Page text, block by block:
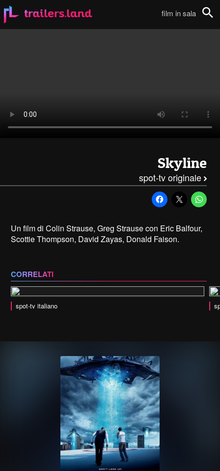
film in sala
Skyline
spot-tv originale
Un film di Colin Strause, Greg Strause con Eric Balfour,
Scottie Thompson, David Zayas, Donald Faison.
CORRELATI
spot-tv italiano